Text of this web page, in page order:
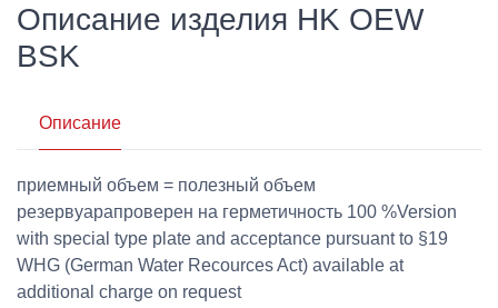
Описание изделия HK OEW
BSK
Описание
приемный объем = полезный объем
резервуарапроверен на герметичность 100 %Version
with special type plate and acceptance pursuant to §19
WHG (German Water Recources Act) available at
additional charge on request